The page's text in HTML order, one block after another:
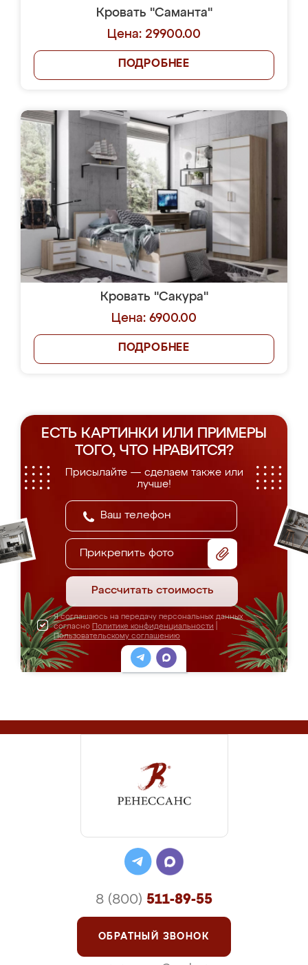
Кровать "Саманта"
Цена: 29900.00
ПОДРОБНЕЕ
Кровать "Сакура"
Цена: 6900.00
ПОДРОБНЕЕ
ЕСТЬ КАРТИНКИ ИЛИ ПРИМЕРЫ
ТОГО, ЧТО НРАВИТСЯ?
Присылайте — сделаем также или
лучше!
Прикрепить фото
Рассчитать стоимость
Я соглашаюсь на передачу персональных данных
согласно Политике конфиденциальности
Пользовательскому соглашению
8 (800) 511-89-55
ОБРАТНЫЙ ЗВОНОК